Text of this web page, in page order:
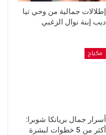
إطلالات جمالية من وحي تيا
ديب إبنة نوال الزغبي
مكياج
أسرار جمال بريانكا شوبرا:
أكثر من 5 خطوات لبشرة